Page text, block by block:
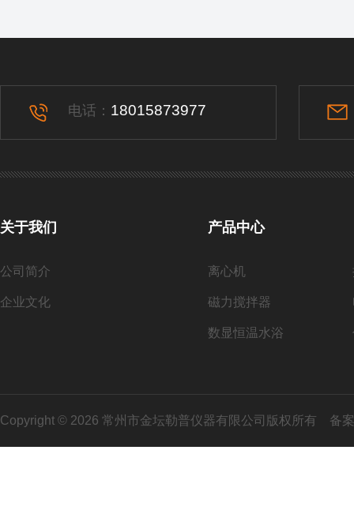
电话： 18015873977
关于我们
公司简介
企业文化
产品中心
离心机
磁力搅拌器
数显恒温水浴
Copyright © 2026 常州市金坛勒普仪器有限公司版权所有 备